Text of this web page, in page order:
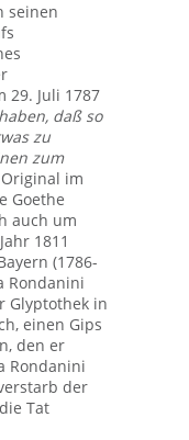
seinen
29. Juli 1787
daß so
zu
zum
Original im
Goethe
auch um
1811
(1786-
Rondanini
Glyptothek in
einen Gips
den er
Rondanini
der
Tat